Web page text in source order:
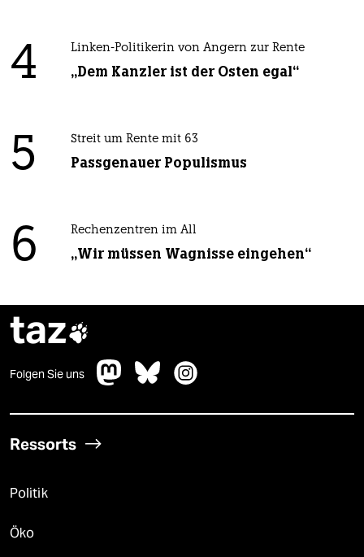
4 Linken-Politikerin von Angern zur Rente
„Dem Kanzler ist der Osten egal“
5 Streit um Rente mit 63
Passgenauer Populismus
6 Rechenzentren im All
„Wir müssen Wagnisse eingehen“
taz
Folgen Sie uns
Ressorts
Politik
Öko